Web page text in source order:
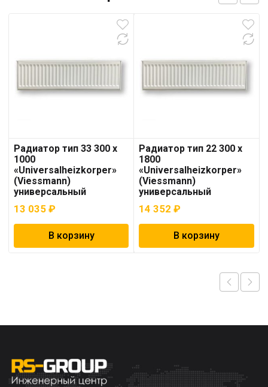
Радиатор тип 33 300 x
1000
«Universalheizkorper»
(Viessmann)
универсальный
13 035 ₽
В корзину
Радиатор тип 22 300 x
1800
«Universalheizkorper»
(Viessmann)
универсальный
14 352₽
В корзину